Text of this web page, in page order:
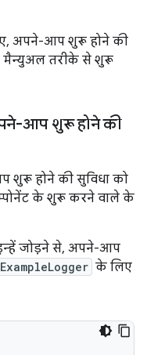
अपने-आप शुरू होने की
मैन्युअल तरीके से शुरू
आप शुरू होने की
शुरू होने की सुविधा को
के शुरू करने वाले के
जोड़ने से, अपने-आप
ExampleLogger के लिए